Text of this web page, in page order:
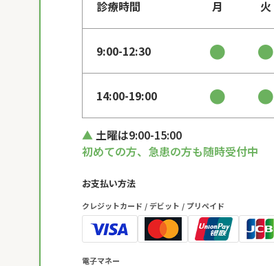
診療時間 月 火
9:00-12:30 ● ●
14:00-19:00 ● ●
土曜は9:00-15:00
初めての方、急患の方も随時受付中
お支払い方法
クレジットカード / デビット / プリペイド
電子マネー